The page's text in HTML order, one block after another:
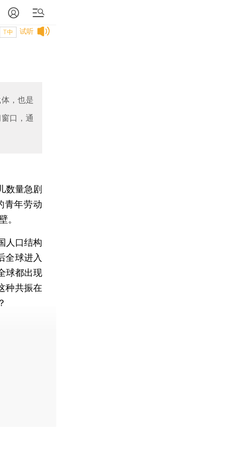
试听
T中
，也是
口，通
量急剧
青年劳动
。
人口结构
全球进入
球都出现
种共振在